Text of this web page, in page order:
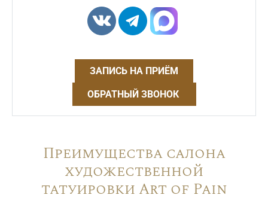
ЗАПИСЬ НА ПРИЁМ
ОБРАТНЫЙ ЗВОНОК
Преимущества салона
художественной
татуировки Art of Pain